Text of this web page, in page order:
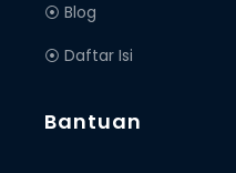
⦿ Blog
⦿ Daftar Isi
Bantuan